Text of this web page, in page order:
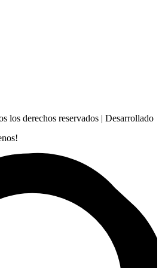
los derechos reservados | Desarrollado